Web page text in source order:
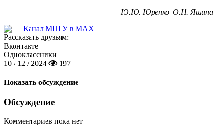
Ю.Ю. Юренко, О.Н. Яшина
Канал МПГУ в MAX
Рассказать друзьям:
Вконтакте
Одноклассники
10 / 12 / 2024
197
Показать обсуждение
Обсуждение
Комментариев пока нет